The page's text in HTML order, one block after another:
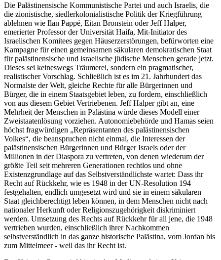
Die Palästinensische Kommunistische Partei und auch Israelis, die
die zionistische, siedlerkolonialistische Politik der Kriegführung
ablehnen wie Ilan Pappé, Eitan Bronstein oder Jeff Halper,
emerierter Professor der Universität Haifa, Mit-Initiator des
Israelischen Komitees gegen Häuserzerstörungen, befürworten eine
Kampagne für einen gemeinsamen säkularen demokratischen Staat
für palästinensische und israelische jüdische Menschen gerade jetzt.
Dieses sei keineswegs Träumerei, sondern ein pragmatischer,
realistischer Vorschlag. Schließlich ist es im 21. Jahrhundert das
Normalste der Welt, gleiche Rechte für alle Bürgerinnen und
Bürger, die in einem Staatsgebiet leben, zu fordern, einschließlich
von aus diesem Gebiet Vertriebenen. Jeff Halper gibt an, eine
Mehrheit der Menschen in Palästina würde dieses Modell einer
Zweistaatenlösung vorziehen. Autonomiebehörde und Hamas seien
höchst fragwürdigen
Repräsentanten des palästinensischen
Volkes , die beanspruchen nicht einmal, die Interessen der
palästinensischen Bürgerinnen und Bürger Israels oder der
Millionen in der Diaspora zu vertreten, von denen wiederum der
größte Teil seit mehreren Generationen rechtlos und ohne
Existenzgrundlage auf das Selbstverständlichste wartet: Dass ihr
Recht auf Rückkehr, wie es 1948 in der UN-Resolution 194
festgehalten, endlich umgesetzt wird und sie in einem säkularen
Staat gleichberechtigt leben können, in dem Menschen nicht nach
nationaler Herkunft oder Religionszugehörigkeit diskriminiert
werden. Umsetzung des Rechts auf Rückkehr für all jene, die 1948
vertrieben wurden, einschließlich ihrer Nachkommen
selbstverständlich in das ganze historische Palästina, vom Jordan bis
zum Mittelmeer - weil das ihr Recht ist.